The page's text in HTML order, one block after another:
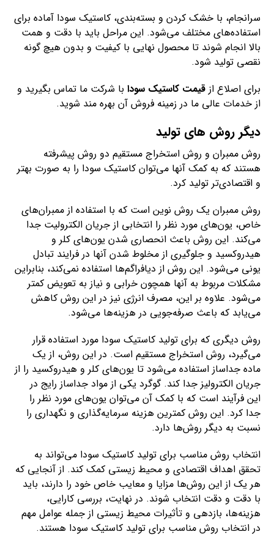
سرانجام، با خشک کردن و بسته‌بندی، کاستیک سودا آماده برای
استفاده‌های مختلف می‌شود. این مراحل باید با دقت و همت
بالا انجام شوند تا محصول نهایی با کیفیت و بدون هیچ گونه
نقصی تولید شود.
برای اصلاع ازقیمت کاستیک سودا با شرکت ما تماس بگیرید و
از خدمات عالی ما در زمینه فروش آن بهره مند شوید.
دیگر روش های تولید
روش ممبران و روش استخراج مستقیم دو روش پیشرفته
هستند که به کمک آنها می‌توان کاستیک سودا را به صورت بهتر
و اقتصادی‌تر تولید کرد.
روش ممبران یک روش نوین است که با استفاده از ممبران‌های
خاص، یون‌های مورد نظر را انتخابی از جریان الکترولیت جدا
می‌کند. این روش باعث انحصاری شدن یون‌های کلر و
هیدروکسید و جلوگیری از مخلوط شدن آنها در فرایند تبادل
یونی می‌شود. این روش از دیافراگم‌ها استفاده نمی‌کند، بنابراین
مشکلات مربوط به آنها همچون خرابی و نیاز به تعویض کمتر
می‌شود. علاوه بر این، مصرف انرژی نیز در این روش کاهش
می‌یابد که باعث صرفه‌جویی در هزینه‌ها می‌شود.
روش دیگری که برای تولید کاستیک سودا مورد استفاده قرار
می‌گیرد، روش استخراج مستقیم است. در این روش، از یک
ماده جداساز استفاده می‌شود تا یون‌های کلر و هیدروکسید را از
جریان الکترولیز جدا کند. گوگرد یکی از مواد جداساز رایج در
این فرآیند است که با کمک آن می‌توان یون‌های مورد نظر را
جدا کرد. این روش کمترین هزینه سرمایه‌گذاری و نگهداری را
نسبت به دیگر روش‌ها دارد.
انتخاب روش مناسب برای تولید کاستیک سودا می‌تواند به
تحقق اهداف اقتصادی و محیط زیستی کمک کند. از آنجایی که
هر یک از این روش‌ها مزایا و معایب خاص خود را دارند، باید
با دقت و دقت انتخاب شوند. در نهایت، بررسی کارایی،
هزینه‌ها، بازدهی و تأثیرات محیط زیستی از جمله عوامل مهم
در انتخاب روش مناسب برای تولید کاستیک سودا هستند.